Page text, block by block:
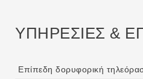
ΥΠΗΡΕΣΙΕΣ &
Επίπεδη δορυφορική